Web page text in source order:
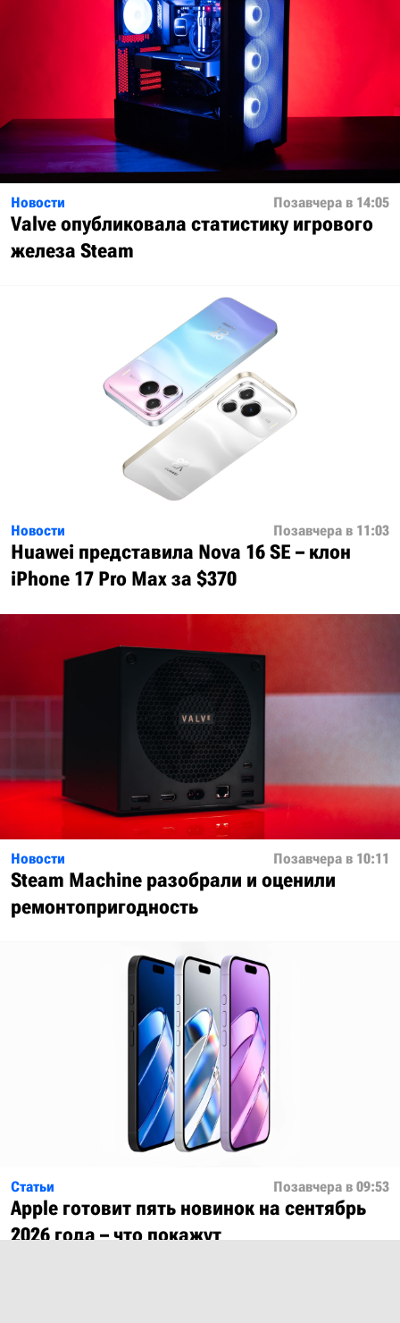
Новости Позавчера в 14:05
Valve опубликовала статистику игрового
железа Steam
Новости Позавчера в 11:03
Huawei представила Nova 16 SE – клон
iPhone 17 Pro Max за $370
Новости Позавчера в 10:11
Steam Machine разобрали и оценили
ремонтопригодность
Статьи Позавчера в 09:53
Apple готовит пять новинок на сентябрь
2026 года – что покажут